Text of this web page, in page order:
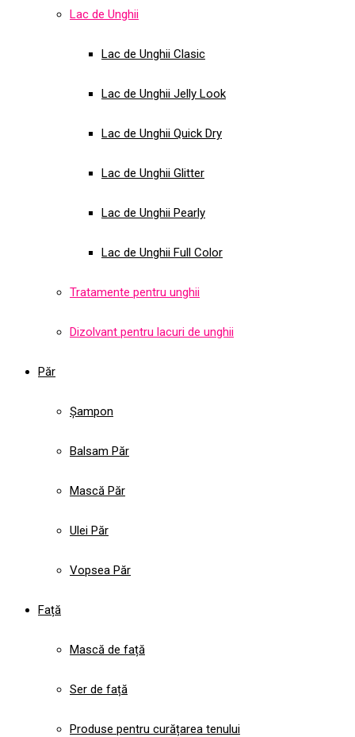
Lac de Unghii
Lac de Unghii Clasic
Lac de Unghii Jelly Look
Lac de Unghii Quick Dry
Lac de Unghii Glitter
Lac de Unghii Pearly
Lac de Unghii Full Color
Tratamente pentru unghii
Dizolvant pentru lacuri de unghii
Păr
Șampon
Balsam Păr
Mască Păr
Ulei Păr
Vopsea Păr
Față
Mască de față
Ser de față
Produse pentru curățarea tenului